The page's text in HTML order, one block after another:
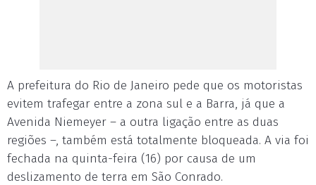
A prefeitura do Rio de Janeiro pede que os motoristas
evitem trafegar entre a zona sul e a Barra, já que a
Avenida Niemeyer – a outra ligação entre as duas
regiões –, também está totalmente bloqueada. A via foi
fechada na quinta-feira (16) por causa de um
deslizamento de terra em São Conrado.